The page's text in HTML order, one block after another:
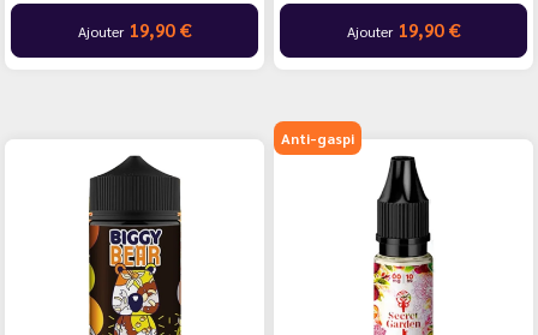
Ajouter 19,90 € Ajouter 19,90 €
Anti-gaspi